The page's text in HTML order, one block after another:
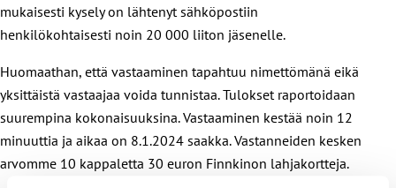
mukaisesti kysely on lähtenyt sähköpostiin
henkilökohtaisesti noin 20 000 liiton jäsenelle.
Huomaathan, että vastaaminen tapahtuu nimettömänä eikä
yksittäistä vastaajaa voida tunnistaa. Tulokset raportoidaan
suurempina kokonaisuuksina. Vastaaminen kestää noin 12
minuuttia ja aikaa on 8.1.2024 saakka. Vastanneiden kesken
arvomme 10 kappaletta 30 euron Finnkinon lahjakortteja.